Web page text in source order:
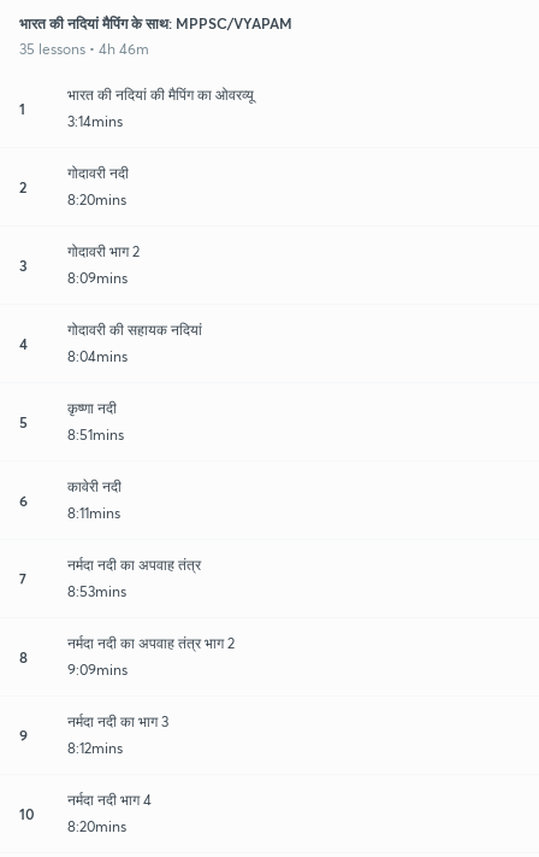
भारत की नदियां मैपिंग के साथ: MPPSC/VYAPAM
35 lessons • 4h 46m
1
भारत की नदियां की मैपिंग का ओवरव्यू
3:14mins
2
गोदावरी नदी
8:20mins
3
गोदावरी भाग 2
8:09mins
4
गोदावरी की सहायक नदियां
8:04mins
5
कृष्णा नदी
8:51mins
6
कावेरी नदी
8:11mins
7
नर्मदा नदी का अपवाह तंत्र
8:53mins
8
नर्मदा नदी का अपवाह तंत्र भाग 2
9:09mins
9
नर्मदा नदी का भाग 3
8:12mins
10
नर्मदा नदी भाग 4
8:20mins